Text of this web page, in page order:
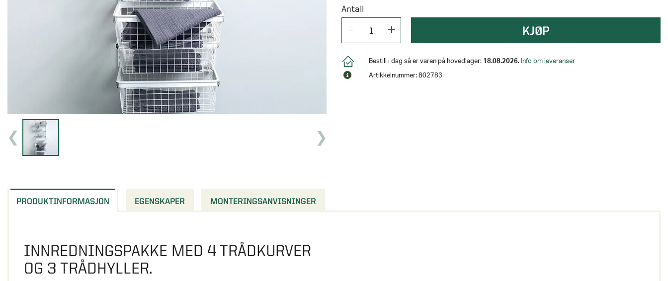
Antall
KJØP
Bestill i dag så er varen på hovedlager: 18.08.2026. Info om leveranser
Artikkelnummer: 802783
PRODUKTINFORMASJON EGENSKAPER MONTERINGSANVISNINGER
INNREDNINGSPAKKE MED 4 TRÅDKURVER
OG 3 TRÅDHYLLER.